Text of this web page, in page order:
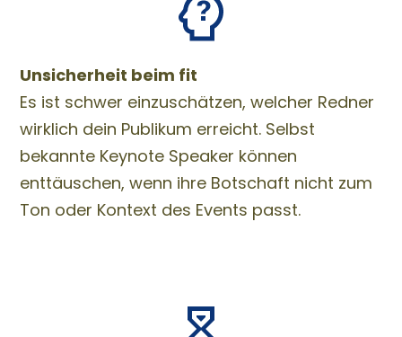
Unsicherheit beim fit
Es ist schwer einzuschätzen, welcher Redner
wirklich dein Publikum erreicht. Selbst
bekannte Keynote Speaker können
enttäuschen, wenn ihre Botschaft nicht zum
Ton oder Kontext des Events passt.